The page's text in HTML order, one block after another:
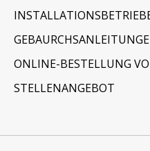
ONLINE-BESTELLUNG
STELLENANGEBOT